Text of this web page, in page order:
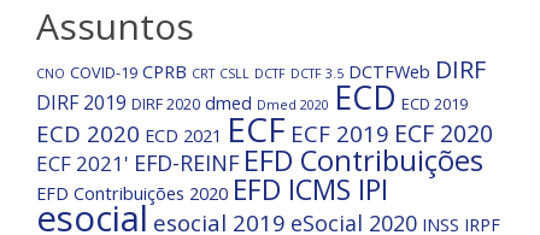
Assuntos
CNO COVID-19 CPRB CRT CSLL DCTF DCTF 3.5 DCTFWeb DIRF
DIRF 2019 DIRF 2020 dmed Dmed 2020 ECD ECD 2019
ECD 2020 ECD 2021 ECF ECF 2019 ECF 2020
ECF 2021' EFD-REINF EFD Contribuições
EFD Contribuições 2020 EFD ICMS IPI
esocial esocial 2019 eSocial 2020 INSS IRPF